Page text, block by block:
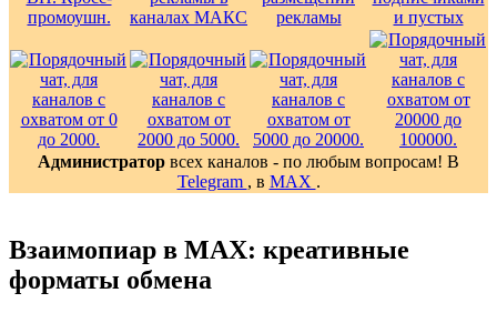
Администратор всех каналов - по любым вопросам! В
Telegram , в MAX .
Взаимопиар в MAX: креативные
форматы обмена